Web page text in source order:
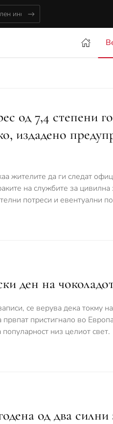
од 7,4 степени
издадено
жителите да ги следат
на службите за
потреси и евентуални
ден на
се верува дека токму
првпат пристигнало во
популарност низ целиот свет.
од два силни